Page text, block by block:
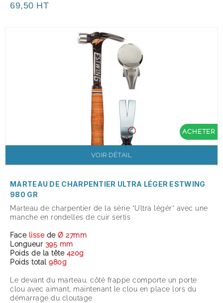
69,50 HT
ACHETER
VOIR DÉTAIL
MARTEAU DE CHARPENTIER ULTRA LÉGER ESTWING
980 GR
Marteau de charpentier de la série "Ultra légér" avec une
manche en rondelles de cuir sertis
Face lisse deØ 27mm
Longueur 395 mm
Poids de la tête 420g
Poids total 980g
Le devant du marteau, côté frappe comporte un porte
clou avec aimant, maintenant le clou en place lors du
démarrage du cloutage